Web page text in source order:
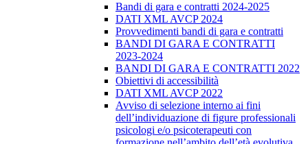
Bandi di gara e contratti 2024-2025
DATI XML AVCP 2024
Provvedimenti bandi di gara e contratti
BANDI DI GARA E CONTRATTI
2023-2024
BANDI DI GARA E CONTRATTI 2022
Obiettivi di accessibilità
DATI XML AVCP 2022
Avviso di selezione interno ai fini
dell’individuazione di figure professionali
psicologi e/o psicoterapeuti con